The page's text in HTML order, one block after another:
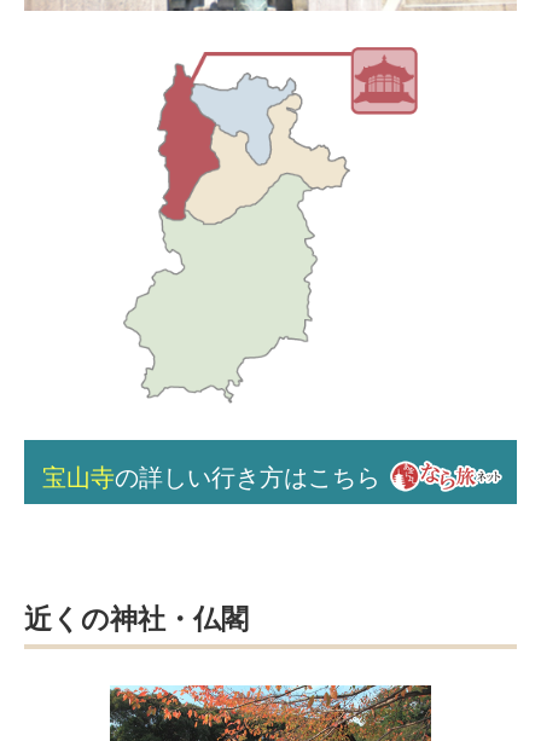
宝山寺の詳しい行き方はこちら
近くの神社・仏閣